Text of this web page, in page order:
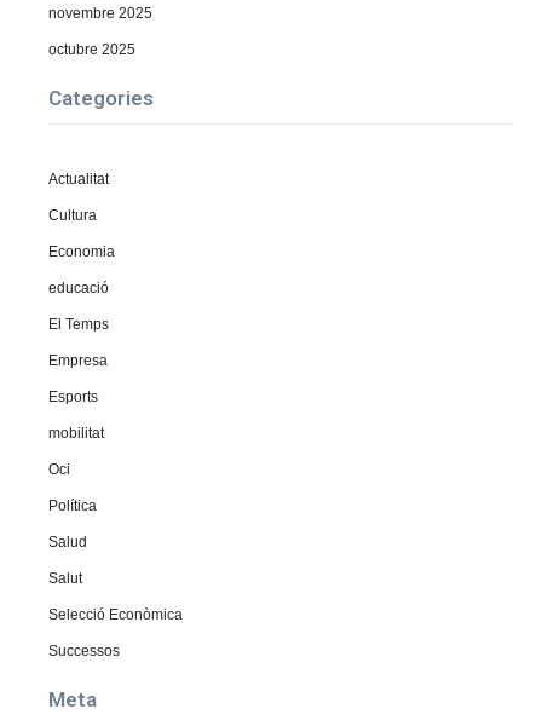
novembre 2025
octubre 2025
Categories
Actualitat
Cultura
Economia
educació
El Temps
Empresa
Esports
mobilitat
Oci
Política
Salud
Salut
Selecció Econòmica
Successos
Meta